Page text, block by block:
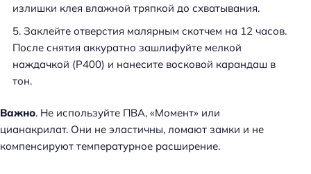
излишки клея влажной тряпкой до схватывания.
Заклейте отверстия малярным скотчем на 12 часов.
После снятия аккуратно зашлифуйте мелкой
наждачкой (P400) и нанесите восковой карандаш в
тон.
Важно. Не используйте ПВА, «Момент» или
цианакрилат. Они не эластичны, ломают замки и не
компенсируют температурное расширение.